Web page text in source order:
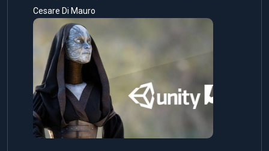
Cesare Di Mauro